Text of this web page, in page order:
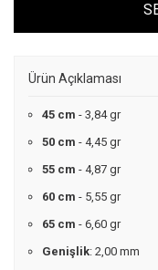
Ürün Açıklaması
45 cm - 3,84 gr
50 cm - 4,45 gr
55 cm - 4,87 gr
60 cm - 5,55 gr
65 cm - 6,60 gr
Genişlik: 2,00 mm